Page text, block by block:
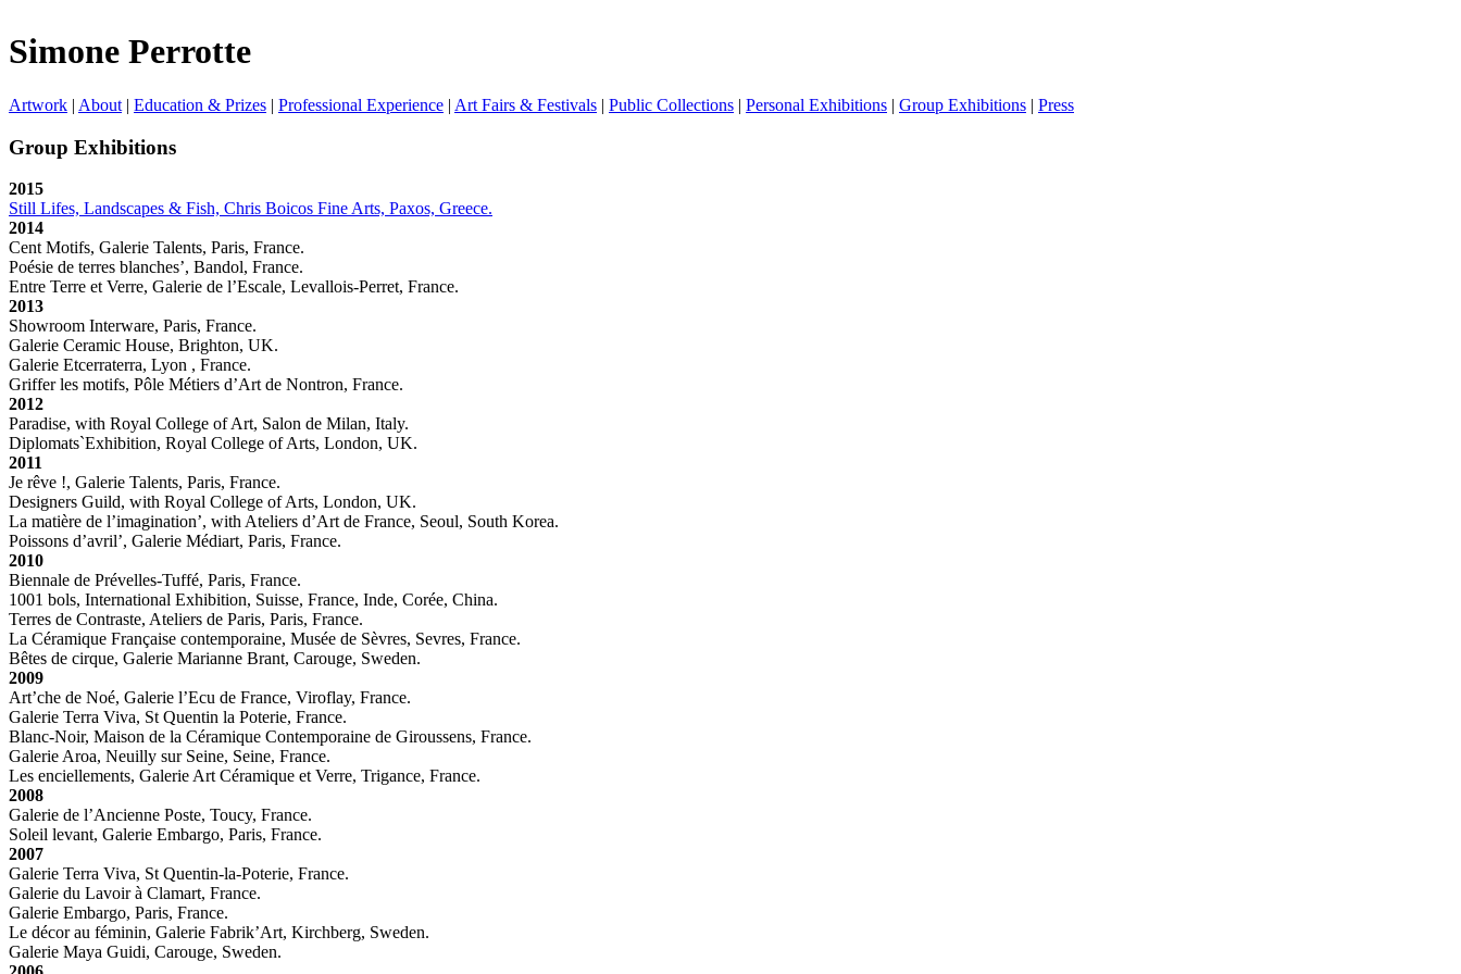
Simone Perrotte
Artwork | About | Education & Prizes | Professional Experience | Art Fairs & Festivals | Public Collections | Personal Exhibitions | Group Exhibitions | Press
Group Exhibitions
2015
Still Lifes, Landscapes & Fish, Chris Boicos Fine Arts, Paxos, Greece.
2014
Cent Motifs, Galerie Talents, Paris, France.
Poésie de terres blanches’, Bandol, France.
Entre Terre et Verre, Galerie de l’Escale, Levallois-Perret, France.
2013
Showroom Interware, Paris, France.
Galerie Ceramic House, Brighton, UK.
Galerie Etcerraterra, Lyon , France.
Griffer les motifs, Pôle Métiers d’Art de Nontron, France.
2012
Paradise, with Royal College of Art, Salon de Milan, Italy.
Diplomats`Exhibition, Royal College of Arts, London, UK.
2011
Je rêve !, Galerie Talents, Paris, France.
Designers Guild, with Royal College of Arts, London, UK.
La matière de l’imagination’, with Ateliers d’Art de France, Seoul, South Korea.
Poissons d’avril’, Galerie Médiart, Paris, France.
2010
Biennale de Prévelles-Tuffé, Paris, France.
1001 bols, International Exhibition, Suisse, France, Inde, Corée, China.
Terres de Contraste, Ateliers de Paris, Paris, France.
La Céramique Française contemporaine, Musée de Sèvres, Sevres, France.
Bêtes de cirque, Galerie Marianne Brant, Carouge, Sweden.
2009
Art’che de Noé, Galerie l’Ecu de France, Viroflay, France.
Galerie Terra Viva, St Quentin la Poterie, France.
Blanc-Noir, Maison de la Céramique Contemporaine de Giroussens, France.
Galerie Aroa, Neuilly sur Seine, Seine, France.
Les enciellements, Galerie Art Céramique et Verre, Trigance, France.
2008
Galerie de l’Ancienne Poste, Toucy, France.
Soleil levant, Galerie Embargo, Paris, France.
2007
Galerie Terra Viva, St Quentin-la-Poterie, France.
Galerie du Lavoir à Clamart, France.
Galerie Embargo, Paris, France.
Le décor au féminin, Galerie Fabrik’Art, Kirchberg, Sweden.
Galerie Maya Guidi, Carouge, Sweden.